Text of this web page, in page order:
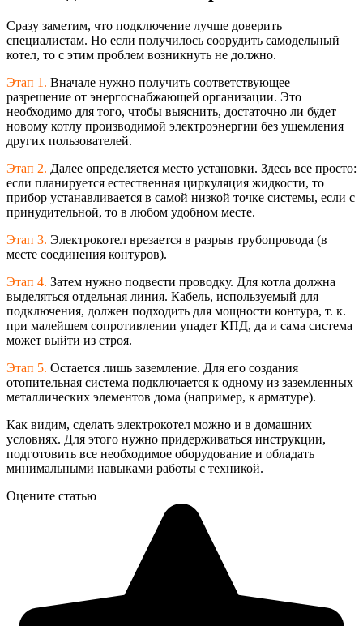
Сразу заметим, что подключение лучше доверить
специалистам. Но если получилось соорудить самодельный
котел, то с этим проблем возникнуть не должно.
Этап 1. Вначале нужно получить соответствующее
разрешение от энергоснабжающей организации. Это
необходимо для того, чтобы выяснить, достаточно ли будет
новому котлу производимой электроэнергии без ущемления
других пользователей.
Этап 2. Далее определяется место установки. Здесь все просто:
если планируется естественная циркуляция жидкости, то
прибор устанавливается в самой низкой точке системы, если с
принудительной, то в любом удобном месте.
Этап 3. Электрокотел врезается в разрыв трубопровода (в
месте соединения контуров).
Этап 4. Затем нужно подвести проводку. Для котла должна
выделяться отдельная линия. Кабель, используемый для
подключения, должен подходить для мощности контура, т. к.
при малейшем сопротивлении упадет КПД, да и сама система
может выйти из строя.
Этап 5. Остается лишь заземление. Для его создания
отопительная система подключается к одному из заземленных
металлических элементов дома (например, к арматуре).
Как видим, сделать электрокотел можно и в домашних
условиях. Для этого нужно придерживаться инструкции,
подготовить все необходимое оборудование и обладать
минимальными навыками работы с техникой.
Оцените статью